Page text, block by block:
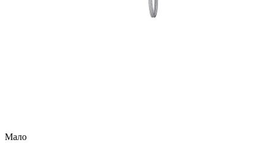
Мало